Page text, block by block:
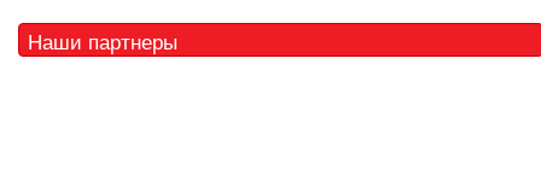
Наши партнеры